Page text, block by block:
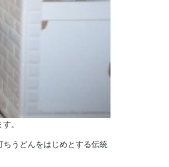
。
うどんをはじめとする伝統